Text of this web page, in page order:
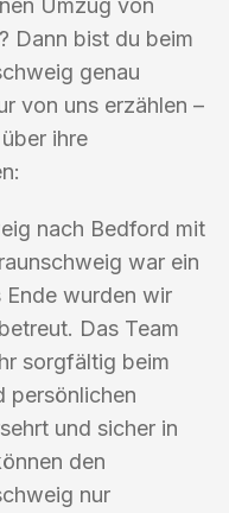
Umzug von
Dann bist du beim
genau
von uns erzählen –
ihre
nach Bedford mit
war ein
wurden wir
Das Team
sorgfältig beim
persönlichen
und sicher in
den
nur